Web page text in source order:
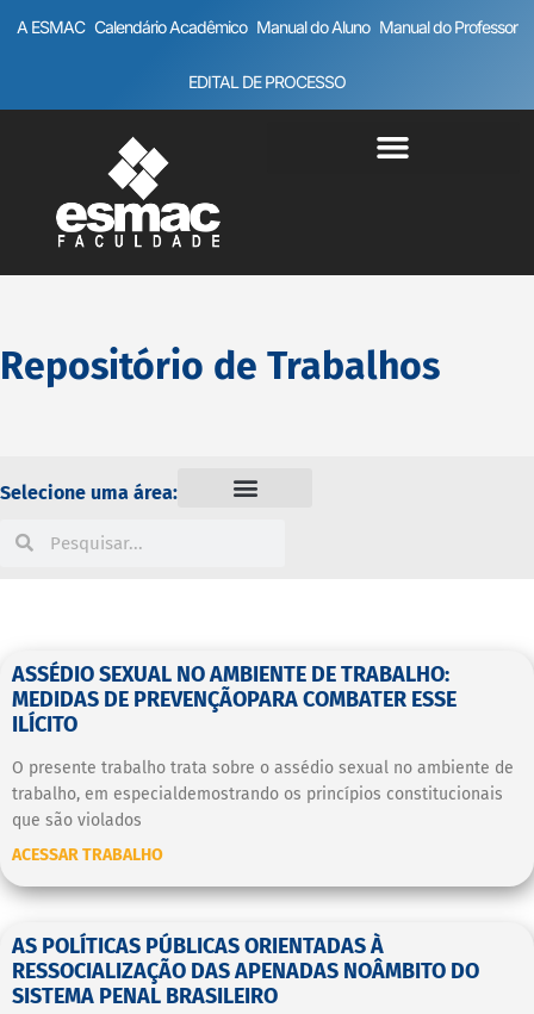
A ESMAC Calendário Acadêmico Manual do Aluno Manual do Professor
EDITAL DE PROCESSO
Repositório de Trabalhos
Selecione uma área:
ASSÉDIO SEXUAL NO AMBIENTE DE TRABALHO:
MEDIDAS DE PREVENÇÃOPARA COMBATER ESSE
ILÍCITO
O presente trabalho trata sobre o assédio sexual no ambiente de
trabalho, em especialdemostrando os princípios constitucionais
que são violados
ACESSAR TRABALHO
AS POLÍTICAS PÚBLICAS ORIENTADAS À
RESSOCIALIZAÇÃO DAS APENADAS NOÂMBITO DO
SISTEMA PENAL BRASILEIRO